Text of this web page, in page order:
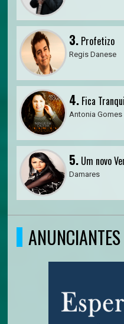
3. Profetizo
Regis Danese
4. Fica
Antonia Gomes
5. Um novo
Damares
ANUNCIANTES